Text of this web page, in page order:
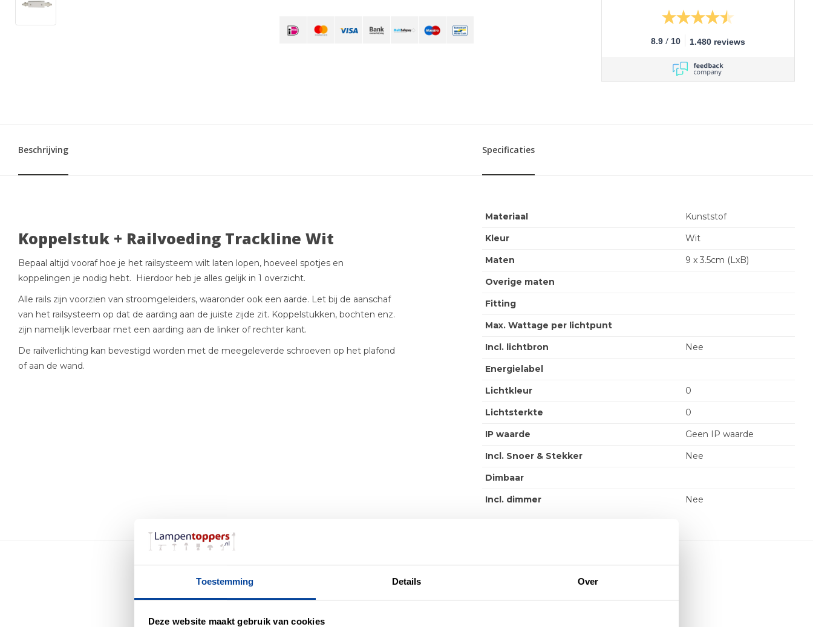
Toestemming Details Over
Deze website maakt gebruik van cookies
8.9 / 10 1.480 reviews
Beschrijving Specificaties
Koppelstuk + Railvoeding Trackline Wit
Bepaal altijd vooraf hoe je het railsysteem wilt laten lopen, hoeveel spotjes en
koppelingen je nodig hebt. Hierdoor heb je alles gelijk in 1 overzicht.
Alle rails zijn voorzien van stroomgeleiders, waaronder ook een aarde. Let bij de aanschaf
van het railsysteem op dat de aarding aan de juiste zijde zit. Koppelstukken, bochten enz.
zijn namelijk leverbaar met een aarding aan de linker of rechter kant.
De railverlichting kan bevestigd worden met de meegeleverde schroeven op het plafond
of aan de wand.
Materiaal
Kunststof
Kleur
Wit
Maten
9 x 3.5cm (LxB)
Overige maten
Fitting
Max. Wattage per lichtpunt
Incl. lichtbron
Nee
Energielabel
Lichtkleur
0
Lichtsterkte
0
IP waarde
Geen IP waarde
Incl. Snoer & Stekker
Nee
Dimbaar
Incl. dimmer
Nee
Bestel direct je lichtbron of accessoire mee: